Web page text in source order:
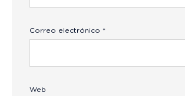
Correo electrónico *
Web